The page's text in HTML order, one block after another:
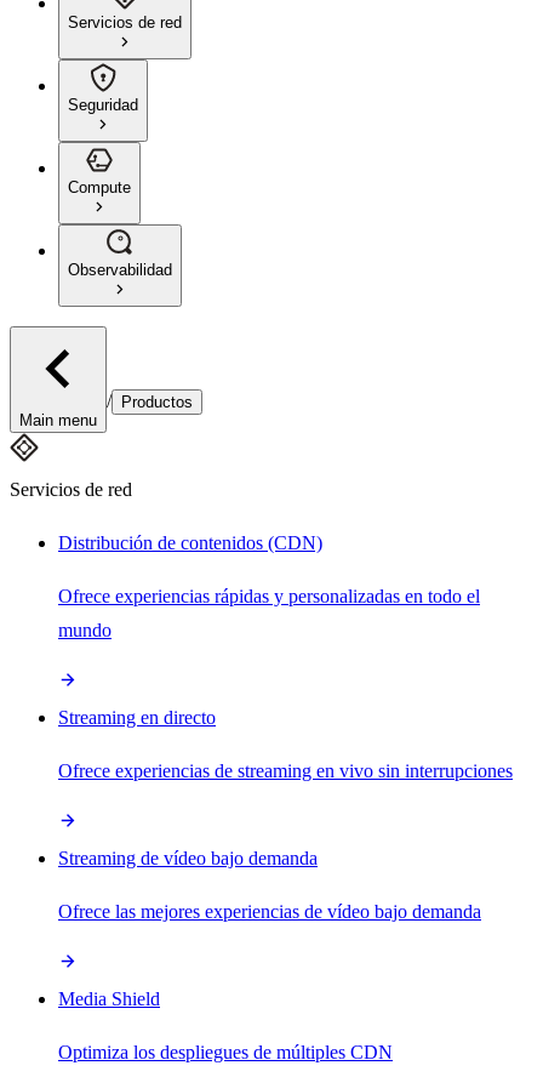
Servicios de red
Seguridad
Compute
Observabilidad
Main menu
/ Productos
Servicios de red
Distribución de contenidos (CDN)
Ofrece experiencias rápidas y personalizadas en todo el
mundo
Streaming en directo
Ofrece experiencias de streaming en vivo sin interrupciones
Streaming de vídeo bajo demanda
Ofrece las mejores experiencias de vídeo bajo demanda
Media Shield
Optimiza los despliegues de múltiples CDN